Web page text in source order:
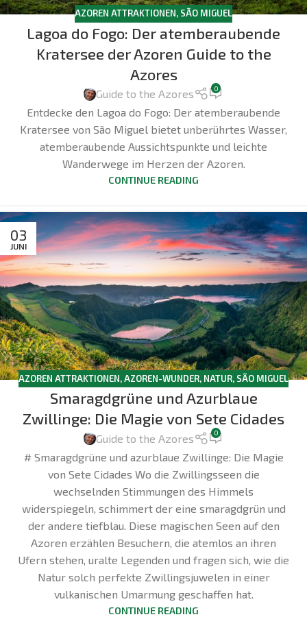
AZOREN ATTRAKTIONEN, SÃO MIGUEL
Lagoa do Fogo: Der atemberaubende
Kratersee der Azoren Guide to the
Azores
Guide to the Azores 0
Entdecke den Lagoa do Fogo: Der atemberaubende
Kratersee von São Miguel bietet unberührtes Wasser,
atemberaubende Aussichtspunkte und leichte
Wanderwege im Herzen der Azoren.
CONTINUE READING
03
JUNI
AZOREN ATTRAKTIONEN,AZOREN-WUNDER, NATUR, SÃO MIGUEL
Smaragdgrüne und Azurblaue
Zwillinge: Die Magie von Sete Cidades
Guide to the Azores 0
# Smaragdgrüne und azurblaue Zwillinge: Die Magie
von Sete Cidades Wo die Zwillingsseen die
wechselnden Stimmungen des Himmels
widerspiegeln, schimmert der eine smaragdgrün und
der andere tiefblau. Diese magischen Seen auf den
Azoren erzählen Besuchern, die atemlos an ihren
Ufern stehen, uralte Legenden und fragen sich, wie die
Natur solch perfekte Zwillingsjuwelen in einer
vulkanischen Umarmung geschaffen hat.
CONTINUE READING